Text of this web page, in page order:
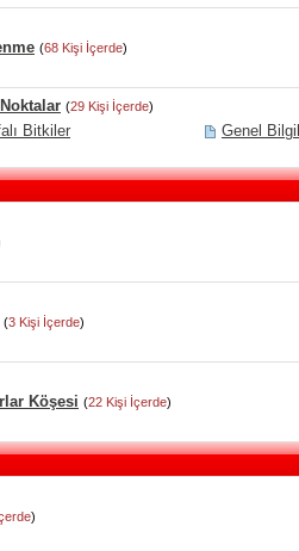
(68 Kişi İçerde)
(29 Kişi İçerde)
Bitkiler
Genel
(3 Kişi İçerde)
Köşesi (22 Kişi İçerde)
)